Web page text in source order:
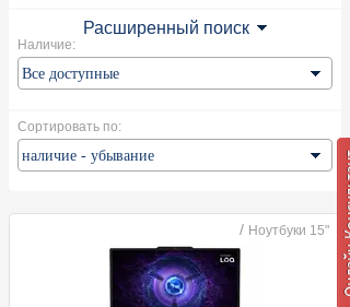
Расширенный поиск
Наличие:
Сортировать по:
/ Ноутбуки 15"